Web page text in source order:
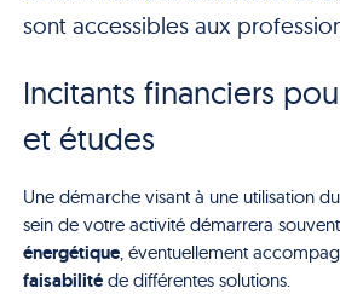
sont accessibles aux
Incitants financiers
et études
Une démarche visant à une utilisation
sein de votre activité démarrera
énergétique, éventuellement
faisabilitéde différentes solutions.